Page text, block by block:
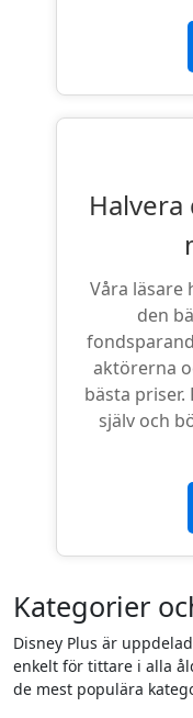
Våra läsare
den
aktörerna
bästa
själv och
Kategorier
Disney Plus är
enkelt för tittare i alla
de mest populära